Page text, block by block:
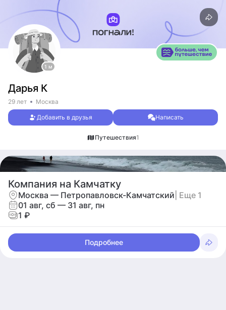
1 м
Дарья К
29 лет Москва
Добавить в друзья Написать
Путешествия1
Компания на Камчатку
Москва — Петропавловск-Камчатский | Еще 1
01 авг, сб — 31 авг, пн
1 ₽
Подробнее